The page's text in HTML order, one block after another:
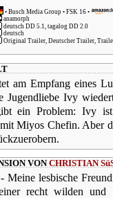
• Busch Media Group • FSK 16 •
anamorph
deutsch DD 5.1, tagalog DD 2.0
deutsch
Original Trailer, Deutscher Trailer,
am Empfang eines
Jugendliebe Ivy
ein Problem: Ivy
Miyos Chefin. Aber
VONCHRISTIAN
Meine lesbische
recht wilden und